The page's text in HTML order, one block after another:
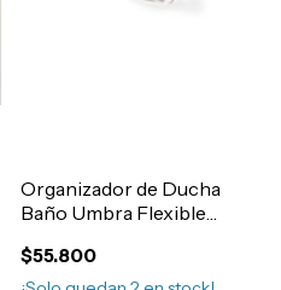
Organizador de Ducha
Baño Umbra Flexible
$55.800